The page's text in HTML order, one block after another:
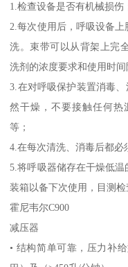
1.检查设备是否有机械损伤
2.每次使用后，呼吸设备
洗。束带可以从背架上完
洗剂的浓度要求和使用时
3.在对呼吸保护装置消毒
然干燥，不要接触任何
等；
4.在每次清洗、消毒后都必
5.将呼吸器储存在干燥低温
装箱以备下次使用，目测检
霍尼韦尔C900
减压器
• 结构简单可靠，压力补